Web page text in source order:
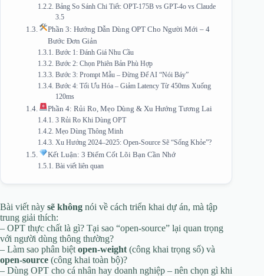
Bảng So Sánh Chi Tiết: OPT-175B vs GPT-4o vs Claude
3.5
Phần 3: Hướng Dẫn Dùng OPT Cho Người Mới – 4
Bước Đơn Giản
Bước 1: Đánh Giá Nhu Cầu
Bước 2: Chọn Phiên Bản Phù Hợp
Bước 3: Prompt Mẫu – Đừng Để AI “Nói Báy”
Bước 4: Tối Ưu Hóa – Giảm Latency Từ 450ms Xuống
120ms
Phần 4: Rủi Ro, Mẹo Dùng & Xu Hướng Tương Lai
3 Rủi Ro Khi Dùng OPT
Mẹo Dùng Thông Minh
Xu Hướng 2024–2025: Open-Source Sẽ “Sống Khỏe”?
Kết Luận: 3 Điểm Cốt Lõi Bạn Cần Nhớ
Bài viết liên quan
Bài viết này sẽ không nói về cách triển khai dự án, mà tập
trung giải thích:
– OPT thực chất là gì? Tại sao “open-source” lại quan trọng
với người dùng thông thường?
– Làm sao phân biệt open-weight (công khai trọng số) và
open-source (công khai toàn bộ)?
– Dùng OPT cho cá nhân hay doanh nghiệp – nên chọn gì khi